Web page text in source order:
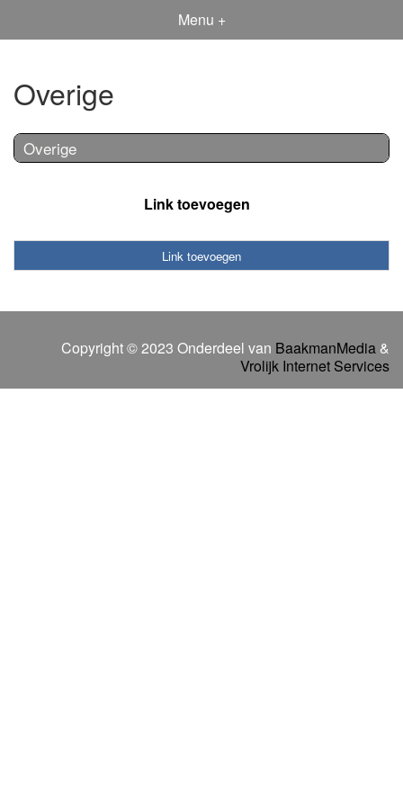
Menu +
Overige
Overige
Link toevoegen
Link toevoegen
Copyright © 2023 Onderdeel van BaakmanMedia &
Vrolijk Internet Services